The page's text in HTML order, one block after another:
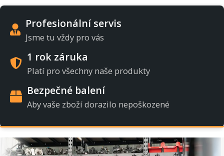
Profesionální servis
Jsme tu vždy pro vás
1 rok záruka
Platí pro všechny naše produkty
Bezpečné balení
Aby vaše zboží dorazilo nepoškozené